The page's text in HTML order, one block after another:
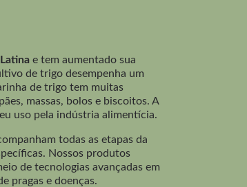
e tem aumentado sua
de trigo desempenha um
de trigo tem muitas
massas, bolos e biscoitos. A
uso pela indústria alimentícia.
todas as etapas da
Nossos produtos
de tecnologias avançadas em
pragas e doenças.